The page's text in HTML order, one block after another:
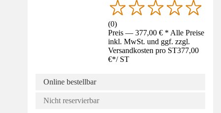
(0)
Preis — 377,00 € * Alle Preise
inkl. MwSt. und ggf. zzgl.
Versandkosten pro ST377,00
€*/ ST
Online bestellbar
Nicht reservierbar